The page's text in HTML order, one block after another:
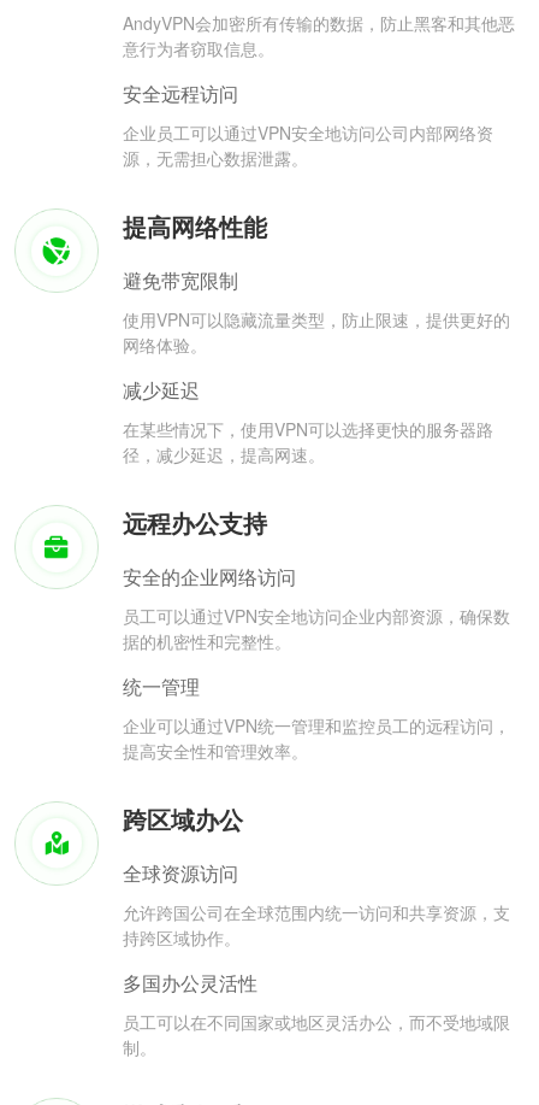
AndyVPN会加密所有传输的数据，防止黑客和其他恶
意行为者窃取信息。
安全远程访问
企业员工可以通过VPN安全地访问公司内部网络资
源，无需担心数据泄露。
提高网络性能
避免带宽限制
使用VPN可以隐藏流量类型，防止限速，提供更好的
网络体验。
减少延迟
在某些情况下，使用VPN可以选择更快的服务器路
径，减少延迟，提高网速。
远程办公支持
安全的企业网络访问
员工可以通过VPN安全地访问企业内部资源，确保数
据的机密性和完整性。
统一管理
企业可以通过VPN统一管理和监控员工的远程访问，
提高安全性和管理效率。
跨区域办公
全球资源访问
允许跨国公司在全球范围内统一访问和共享资源，支
持跨区域协作。
多国办公灵活性
员工可以在不同国家或地区灵活办公，而不受地域限
制。